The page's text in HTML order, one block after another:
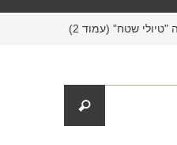
"טיולי שטח" (עמוד 2)